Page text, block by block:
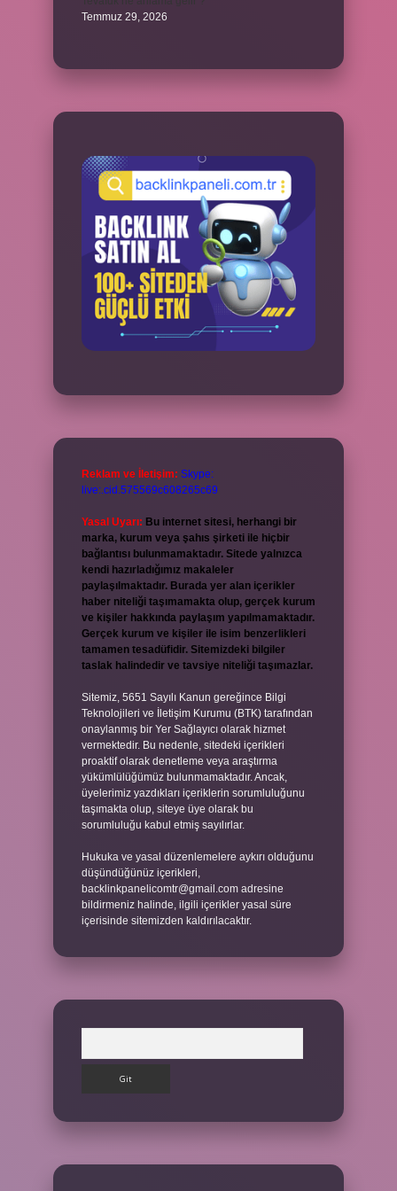
Temmuz 29, 2026
Reklam ve İletişim: Skype:
live:.cid.575569c608265c69
Yasal Uyarı: Bu internet sitesi, herhangi bir
marka, kurum veya şahıs şirketi ile hiçbir
bağlantısı bulunmamaktadır. Sitede yalnızca
kendi hazırladığımız makaleler
paylaşılmaktadır. Burada yer alan içerikler
haber niteliği taşımamakta olup, gerçek kurum
ve kişiler hakkında paylaşım yapılmamaktadır.
Gerçek kurum ve kişiler ile isim benzerlikleri
tamamen tesadüfidir. Sitemizdeki bilgiler
taslak halindedir ve tavsiye niteliği taşımazlar.
Sitemiz, 5651 Sayılı Kanun gereğince Bilgi
Teknolojileri ve İletişim Kurumu (BTK) tarafından
onaylanmış bir Yer Sağlayıcı olarak hizmet
vermektedir. Bu nedenle, sitedeki içerikleri
proaktif olarak denetleme veya araştırma
yükümlülüğümüz bulunmamaktadır. Ancak,
üyelerimiz yazdıkları içeriklerin sorumluluğunu
taşımakta olup, siteye üye olarak bu
sorumluluğu kabul etmiş sayılırlar.
Hukuka ve yasal düzenlemelere aykırı olduğunu
düşündüğünüz içerikleri,
backlinkpanelicomtr@gmail.com adresine
bildirmeniz halinde, ilgili içerikler yasal süre
içerisinde sitemizden kaldırılacaktır.